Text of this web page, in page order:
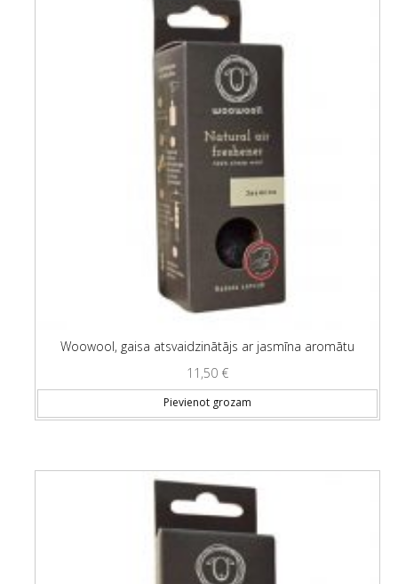
Woowool, gaisa atsvaidzinātājs ar jasmīna aromātu
11,50 €
Pievienot grozam